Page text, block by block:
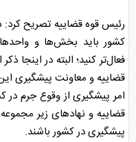
رئیسقوه قضاییه تصریح کرد:
کشور باید بخش‌ها و
فعال‌تر کنید؛ البته در
قضاییهو معاونت پیشگیری
امر پیشگیری از وقوع جرم در
قضاییه و نهاد‌های زیر
پیشگیری در کشور باشند.